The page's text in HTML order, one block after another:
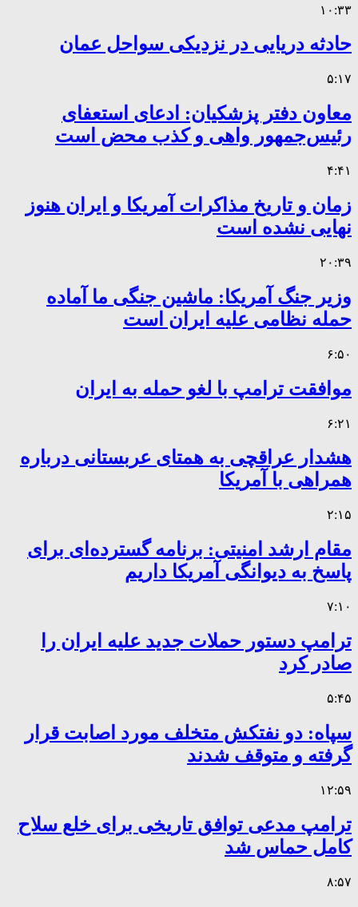
۱۰:۳۳
حادثه دریایی در نزدیکی سواحل عمان
۵:۱۷
معاون دفتر پزشکیان: ادعای استعفای
رئیس‌جمهور واهی و کذب محض است
۴:۴۱
زمان و تاریخ مذاکرات آمریکا و ایران هنوز
نهایی نشده است
۲۰:۳۹
وزیر جنگ آمریکا: ماشین جنگی ما آماده
حمله نظامی علیه ایران است
۶:۵۰
موافقت ترامپ با لغو حمله به ایران
۶:۲۱
هشدار عراقچی به همتای عربستانی درباره
همراهی با آمریکا
۲:۱۵
مقام ارشد امنیتی: برنامه گسترده‌ای برای
پاسخ به دیوانگی آمریکا داریم
۷:۱۰
ترامپ دستور حملات جدید علیه ایران را
صادر کرد
۵:۴۵
سپاه: دو نفتکش متخلف مورد اصابت قرار
گرفته و متوقف شدند
۱۲:۵۹
ترامپ مدعی توافق تاریخی برای خلع سلاح
کامل حماس شد
۸:۵۷